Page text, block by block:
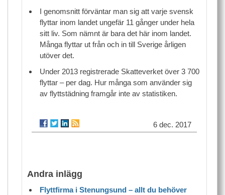
I genomsnitt förväntar man sig att varje svensk
flyttar inom landet ungefär 11 gånger under hela
sitt liv. Som nämnt är bara det här inom landet.
Många flyttar ut från och in till Sverige årligen
utöver det.
Under 2013 registrerade Skatteverket över 3 700
flyttar – per dag. Hur många som använder sig
av flyttstädning framgår inte av statistiken.
6 dec. 2017
Andra inlägg
Flyttfirma i Stenungsund – allt du behöver